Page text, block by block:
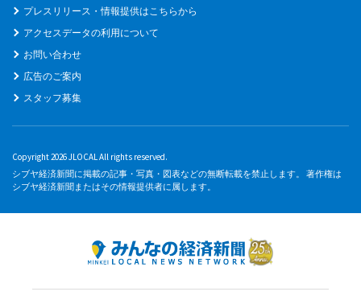
プレスリリース・情報提供はこちらから
アクセスデータの利用について
お問い合わせ
広告のご案内
スタッフ募集
Copyright 2026 JLOCAL All rights reserved.
シブヤ経済新聞に掲載の記事・写真・図表などの無断転載を禁止します。 著作権は
シブヤ経済新聞またはその情報提供者に属します。